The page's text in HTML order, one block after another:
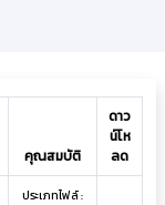
คุณสมบัติ
ดาว
น์โห
ลด
ประเภทไฟล์ :